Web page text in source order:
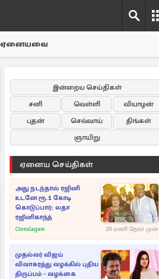
ஏனையவை
இன்றைய செய்திகள்
சனி
வெள்ளி
வியாழன்
புதன்
செவ்வாய்
திங்கள்
ஞாயிறு
ஏனைய செய்திகள்
அது நடந்தால் ரஜினி
உடனே ரூ.1 கோடி
கொடுப்பார்: லதா
ரஜினிகாந்த்
Cineulagam 20 மணி நேரம் முன்
முதல்வர் விஜய்
விவாகரத்து வழக்கில் புதிய
திருப்பம் - வழக்கை